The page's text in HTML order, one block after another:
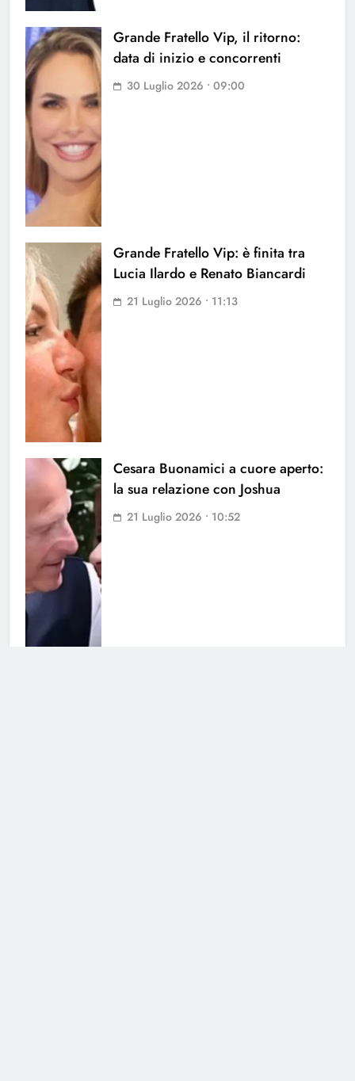
Grande Fratello Vip, il ritorno:
data di inizio e concorrenti
30 Luglio 2026 • 09:00
Grande Fratello Vip: è finita tra
Lucia Ilardo e Renato Biancardi
21 Luglio 2026 • 11:13
Cesara Buonamici a cuore aperto:
la sua relazione con Joshua
21 Luglio 2026 • 10:52